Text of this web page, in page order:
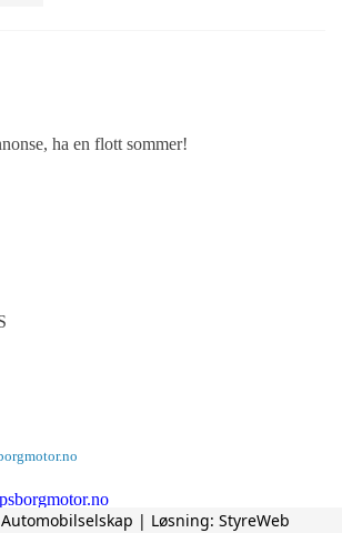
ha en flott sommer!
| Løsning: StyreWeb